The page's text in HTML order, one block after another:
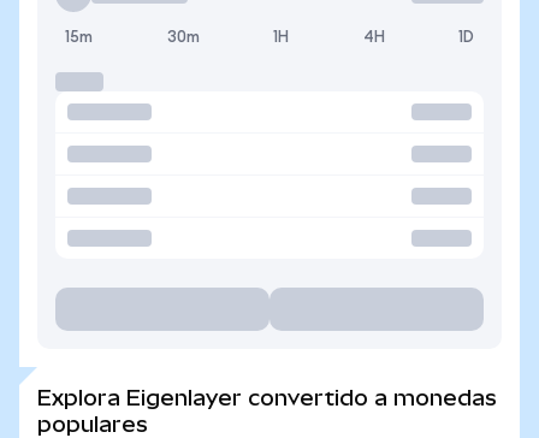
15m 30m 1H 4H 1D
Explora Eigenlayer convertido a monedas
populares